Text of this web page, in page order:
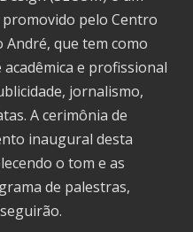
pelo Centro
que tem como
e profissional
jornalismo,
A cerimônia de
inaugural desta
o tom e as
de palestras,